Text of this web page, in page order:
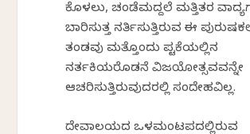
ಕೊಳಲು, ಚಂಡೆಮದ್ದಲೆ ಮತ್ತಿತರ
ಬಾರಿಸುತ್ತ ನರ್ತಿಸುತ್ತಿರುವ ಈ
ತಂಡವು ಮತ್ತೊಂದು ಪಟ್ಟಿಕೆಯಲ್ಲಿನ
ನರ್ತಕಿಯರೊಡನೆ ವಿಜಯೋತ್ಸವವನ್ನೇ
ಆಚರಿಸುತ್ತಿರುವುದರಲ್ಲಿ ಸಂದೇಹವಿಲ್ಲ.
ದೇವಾಲಯದ ಒಳಮಂಟಪದಲ್ಲಿರುವ